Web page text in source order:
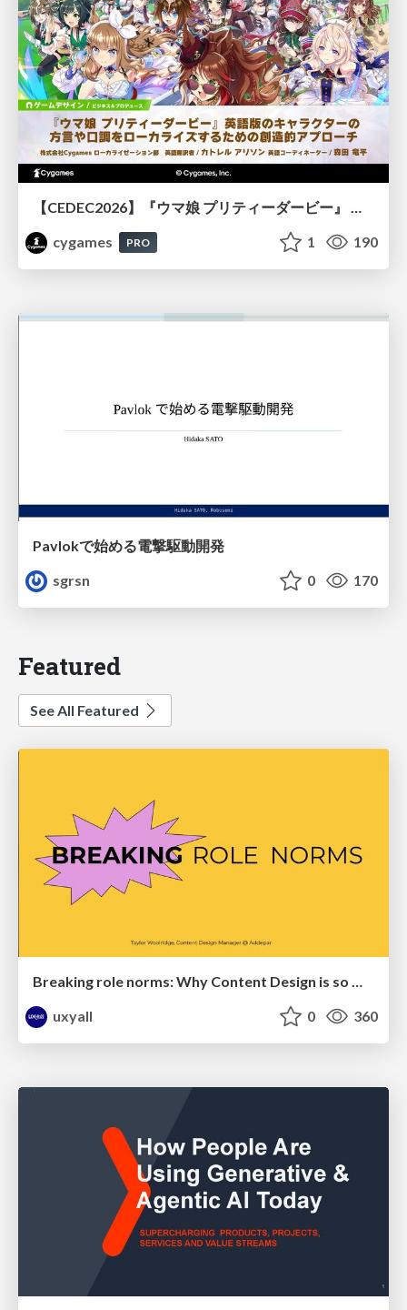
cygames
PRO 1 190
Pavlokで始める電撃駆動開発
sgrsn
0 170
Featured
See All Featured
Breaking role norms: Why Content Design is so much more than writing copy - Taylor Woolridge
uxyall
0 360